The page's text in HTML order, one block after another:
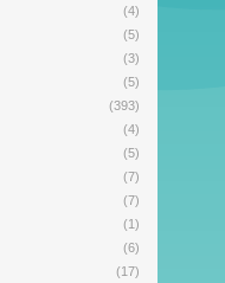
(4)
(5)
(3)
(5)
(393)
(4)
(5)
(7)
(7)
(1)
(6)
(17)